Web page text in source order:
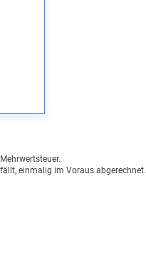
einmalig im Voraus abgerechnet.